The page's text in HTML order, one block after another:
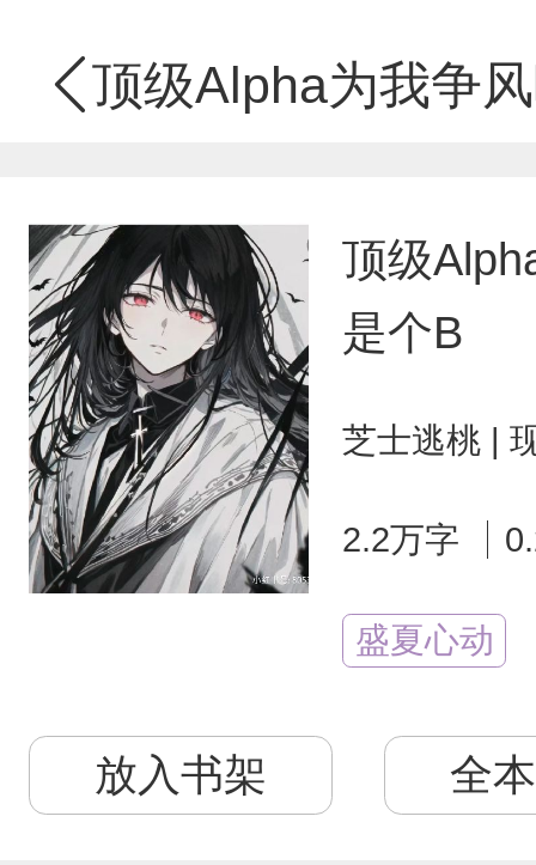
顶级Alpha为我争
顶级
是个B
芝士逃桃 |
2.2万字
盛夏心动
放入书架 全